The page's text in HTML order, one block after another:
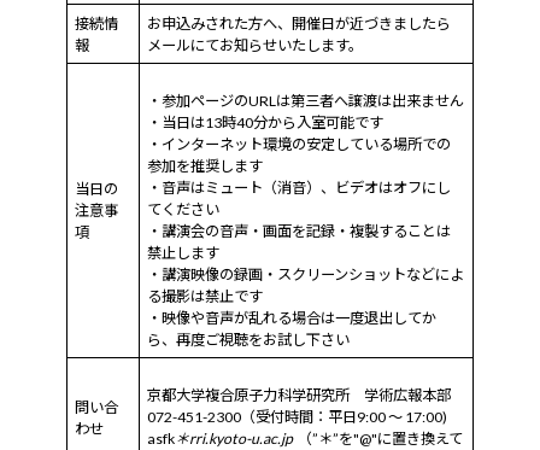
接続情
報
お申込みされた方へ、開催日が近づきましたら
メールにてお知らせいたします。
当日の
注意事
項
・参加ページのURLは第三者へ譲渡は出来ません
・当日は13時40分から入室可能です
・インターネット環境の安定している場所での
参加を推奨します
・音声はミュート（消音）、ビデオはオフにし
てください
・講演会の音声・画面を記録・複製することは
禁止します
・講演映像の録画・スクリーンショットなどによ
る撮影は禁止です
・映像や音声が乱れる場合は一度退出してか
ら、再度ご視聴をお試し下さい
問い合
わせ
京都大学複合原子力科学研究所 学術広報本部
072-451-2300（受付時間：平日9:00 ～ 17:00)
asfk＊rri.kyoto-u.ac.jp
（”＊”を"@"に置き換えて